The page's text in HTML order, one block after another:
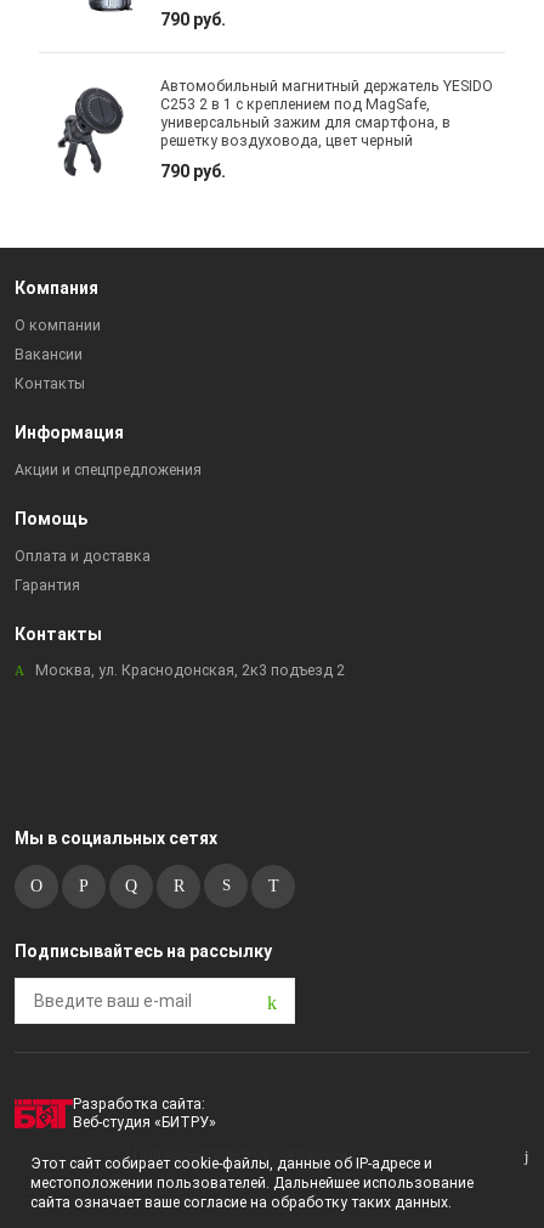
790 руб.
Автомобильный магнитный держатель YESIDO
C253 2 в 1 с креплением под MagSafe,
универсальный зажим для смартфона, в
решетку воздуховода, цвет черный
790 руб.
Компания
О компании
Вакансии
Контакты
Информация
Акции и спецпредложения
Помощь
Оплата и доставка
Гарантия
Контакты
Москва, ул. Краснодонская, 2к3 подъезд 2
Мы в социальных сетях
Подписывайтесь на рассылку
Разработка сайта:
Веб-студия «БИТРУ»
2023 © i-market |
Пользовательское соглашение
Политика конфиденциальности
Этот сайт собирает cookie-файлы, данные об IP-адресе и
местоположении пользователей. Дальнейшее использование
сайта означает ваше согласие на обработку таких данных.